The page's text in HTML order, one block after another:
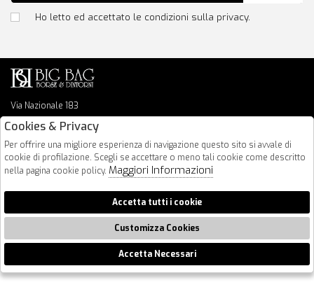
Via Nazionale 183
64026 Roseto Degli Abruzzi
info@bigbagshoponline.it
follow us
Ho letto ed accettato le condizioni sulla privacy.
2026 BigBag - P.iva : 00916940679 Powered by
🍪
Cookies & Privacy
Per offrire una migliore esperienza di navigazione questo sito si avvale di
cookie di profilazione. Scegli se accettare o meno tali cookie come descritto
nella pagina cookie policy. Maggiori Informazioni
Accetta tutti i cookie
Customizza Cookies
Accetta Necessari